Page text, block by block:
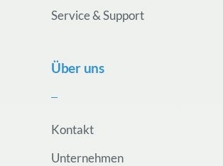
Service & Support
Über uns
Kontakt
Unternehmen